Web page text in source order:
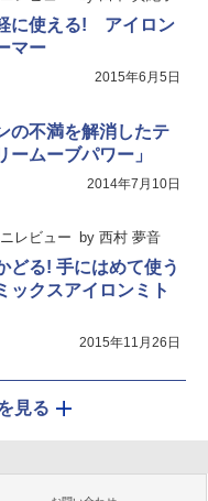
に使える! アイロン
マー
2015年6月5日
の不満を解消したテ
ームーブパワー」
2014年7月10日
レビュー by 西村 夢音
どる! 手にはめて使う
ックスアイロンミト
2015年11月26日
見る